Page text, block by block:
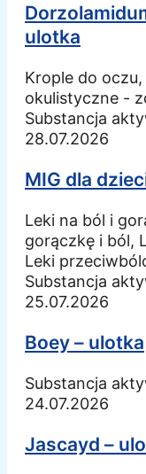
ulotka
Krople do
okulistyczne -
Substancja
28.07.2026
MIG dla
Leki na ból i
gorączkę i ból,
Leki
Substancja
25.07.2026
Boey – ulotka
Substancja
24.07.2026
Jascayd –